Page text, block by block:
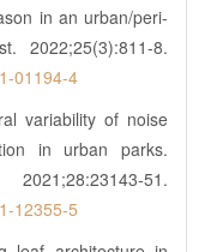
in an urban/peri-
2022;25(3):811-8.
01194-4
variability of noise
in urban parks.
51.
12355-5